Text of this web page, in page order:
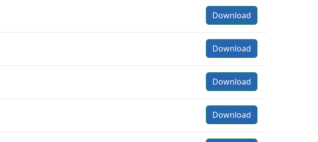
Download
Download
Download
Download